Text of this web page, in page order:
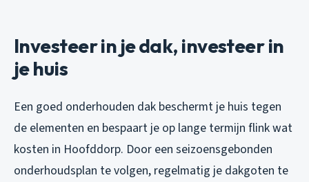
Investeer in je dak, investeer in
je huis
Een goed onderhouden dak beschermt je huis tegen
de elementen en bespaart je op lange termijn flink wat
kosten in Hoofddorp. Door een seizoensgebonden
onderhoudsplan te volgen, regelmatig je dakgoten te